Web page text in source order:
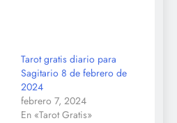
Tarot gratis diario para
Sagitario 8 de febrero de
2024
febrero 7, 2024
En «Tarot Gratis»